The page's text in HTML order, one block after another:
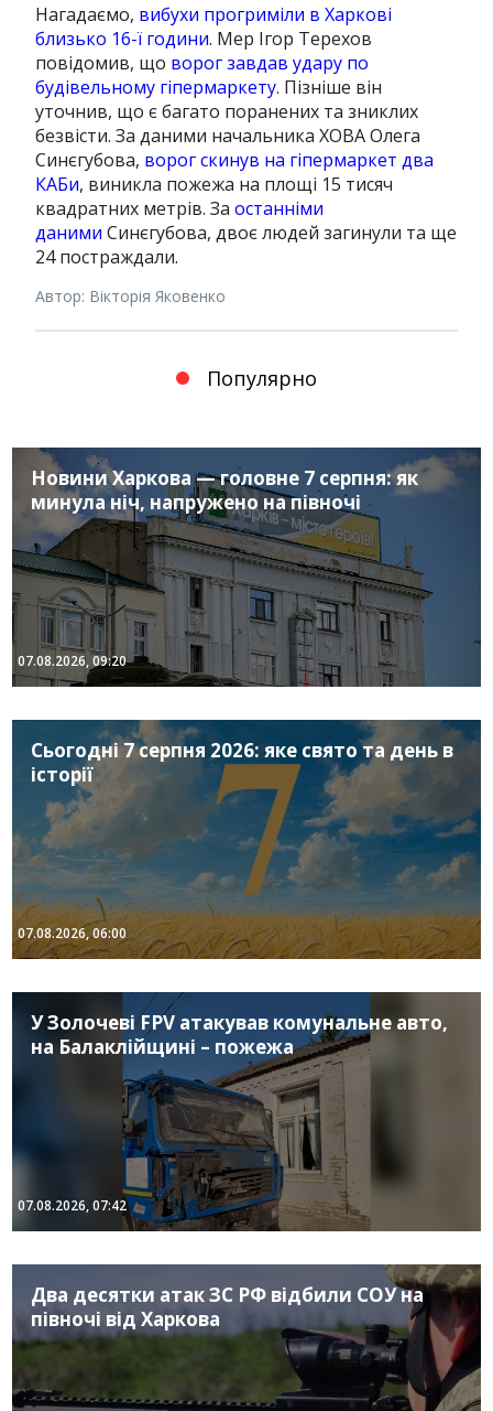
Нагадаємо, вибухи прогриміли в Харкові
близько 16-ї години. Мер Ігор Терехов
повідомив, що ворог завдав удару по
будівельному гіпермаркету. Пізніше він
уточнив, що є багато поранених та зниклих
безвісти. За даними начальника ХОВА Олега
Синєгубова, ворог скинув на гіпермаркет два
КАБи, виникла пожежа на площі 15 тисяч
квадратних метрів. Заостанніми
даними Синєгубова, двоє людей загинули та ще
24 постраждали.
Автор: Вікторія Яковенко
Популярно
Новини Харкова — головне 7 серпня: як
минула ніч, напружено на півночі
07.08.2026, 09:20
Сьогодні 7 серпня 2026: яке свято та день в
історії
07.08.2026, 06:00
У Золочеві FPV атакував комунальне авто,
на Балаклійщині – пожежа
07.08.2026, 07:42
Два десятки атак ЗС РФ відбили СОУ на
півночі від Харкова